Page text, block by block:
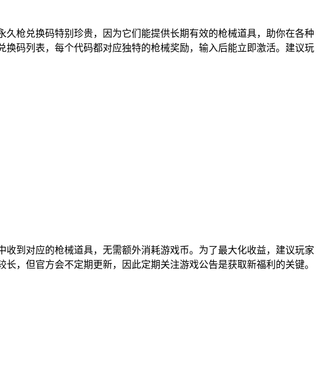
枪兑换码特别珍贵，因为它们能提供长期有效的枪械道具，助你在各种
码列表，每个代码都对应独特的枪械奖励，输入后能立即激活。建议玩
到对应的枪械道具，无需额外消耗游戏币。为了最大化收益，建议玩家
，但官方会不定期更新，因此定期关注游戏公告是获取新福利的关键。